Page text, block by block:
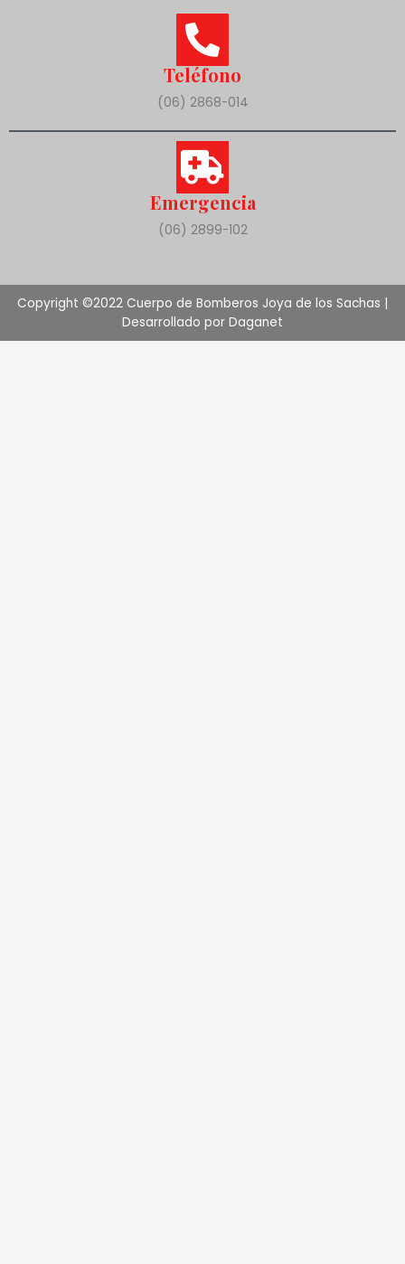
Teléfono
(06) 2868-014
Emergencia
(06) 2899-102
Copyright ©2022 Cuerpo de Bomberos Joya de los Sachas |
Desarrollado por Daganet